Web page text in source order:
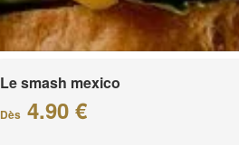
Le smash mexico
Dès 4.90 €